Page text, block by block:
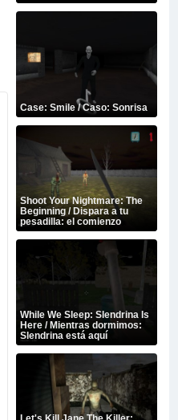
Case: Smile / Caso: Sonrisa
Shoot Your Nightmare: The
Beginning / Dispara a tu
pesadilla: el comienzo
While We Sleep: Slendrina Is
Here / Mientras dormimos:
Slendrina está aquí